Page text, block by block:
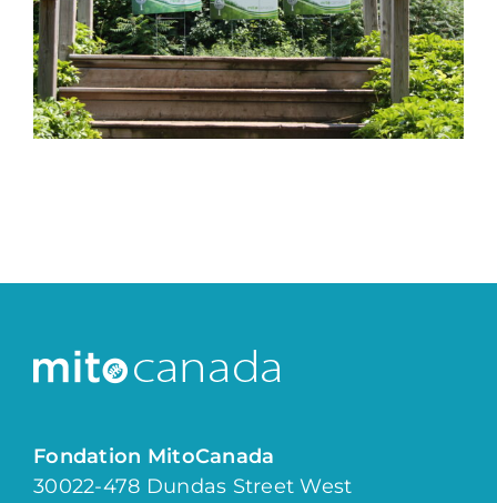
Fondation MitoCanada
30022-478 Dundas Street West